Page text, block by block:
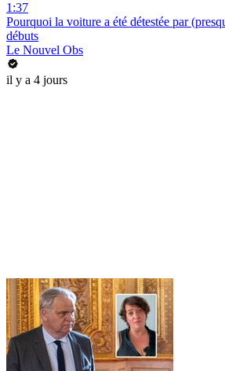
1:37
Pourquoi la voiture a été détestée par
débuts
Le Nouvel Obs
il y a 4 jours